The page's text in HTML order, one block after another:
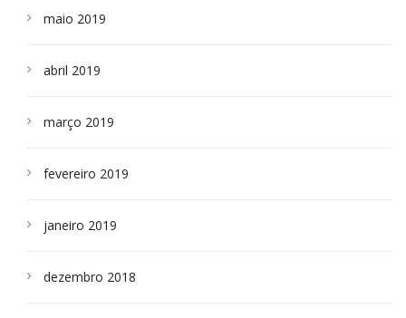
maio 2019
abril 2019
março 2019
fevereiro 2019
janeiro 2019
dezembro 2018